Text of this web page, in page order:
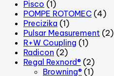
Pisco (1)
POMPE ROTOMEC (4)
Precizika (1)
Pulsar Measurement (2)
R+W Coupling (1)
Radicon (2)
Regal Rexnord® (2)
Browning® (1)